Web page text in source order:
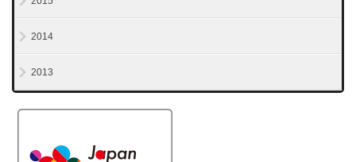
2014
2013